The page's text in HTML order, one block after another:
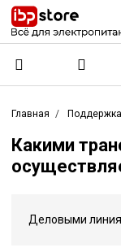
Главная Поддержка
Какими
Деловыми